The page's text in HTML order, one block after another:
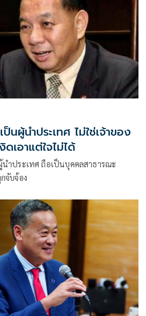
ป็นผู้นำประเทศ ไม่ใช่เจ้าของ
เอาแต่ใจไม่ได้
นำประเทศ ถือเป็นบุคคลสาธารณะ
จับจ้อง